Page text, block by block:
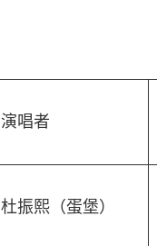
演唱者
杜振熙（蛋堡）